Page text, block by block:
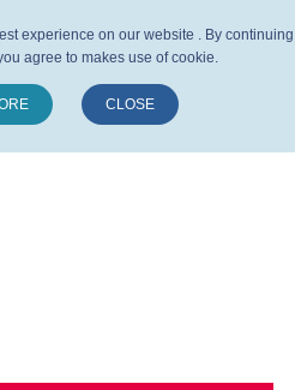
experience on our website . By continuing
agree to makes use of cookie.
CLOSE